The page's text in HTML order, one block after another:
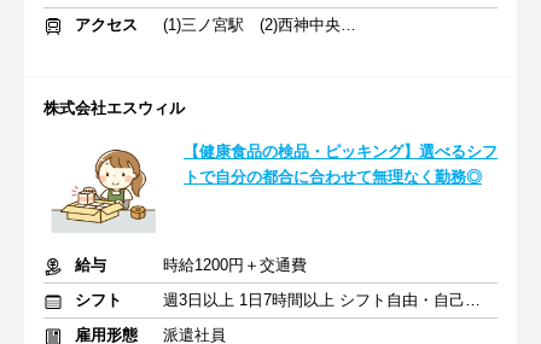
アクセス
(1)三ノ宮駅 (2)西神中央駅 (3)みなとじま駅
株式会社エスウィル
【健康食品の検品・ピッキング】選べるシフ
トで自分の都合に合わせて無理なく勤務◎
給与
時給1200円＋交通費
シフト
週3日以上 1日7時間以上 シフト自由・自己申告
雇用形態
派遣社員